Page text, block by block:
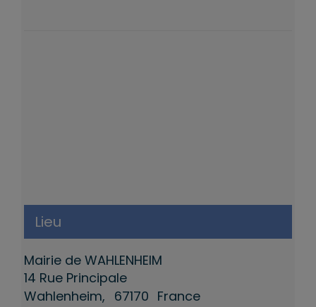
Lieu
Mairie de WAHLENHEIM
14 Rue Principale
Wahlenheim, 67170 France